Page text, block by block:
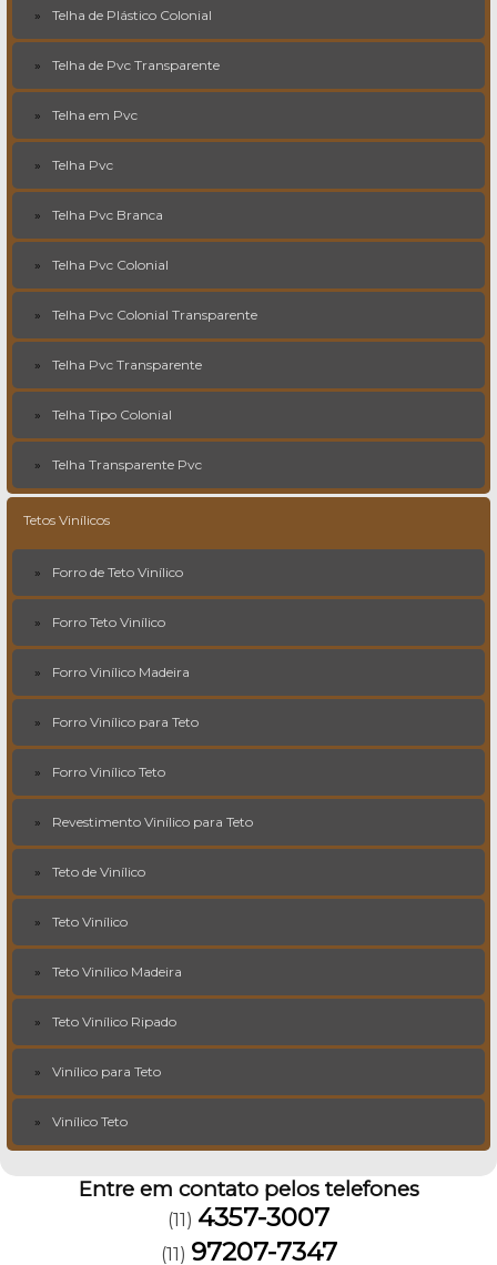
Telha de Plástico Colonial
Telha de Pvc Transparente
Telha em Pvc
Telha Pvc
Telha Pvc Branca
Telha Pvc Colonial
Telha Pvc Colonial Transparente
Telha Pvc Transparente
Telha Tipo Colonial
Telha Transparente Pvc
Tetos Vinílicos
Forro de Teto Vinílico
Forro Teto Vinílico
Forro Vinílico Madeira
Forro Vinílico para Teto
Forro Vinílico Teto
Revestimento Vinílico para Teto
Teto de Vinílico
Teto Vinílico
Teto Vinílico Madeira
Teto Vinílico Ripado
Vinílico para Teto
Vinílico Teto
Entre em contato pelos telefones
(11) 4357-3007
(11) 97207-7347